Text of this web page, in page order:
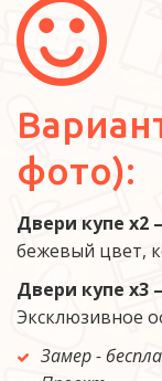
фото):
Двери купе х2
бежевый цвет,
Двери купе х3 –
Эксклюзивное
Замер -